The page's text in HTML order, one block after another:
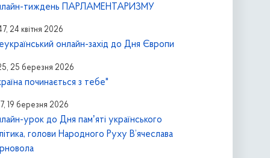
тиждень ПАРЛАМЕНТАРИЗМУ
24 квітня 2026
онлайн-захід до Дня Європи
25 березня 2026
починається з тебе"
19 березня 2026
урок до Дня памʼяті українського
голови Народного Руху В’ячеслава